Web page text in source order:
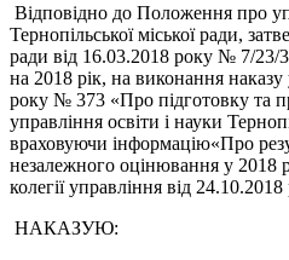
Відповідно до Положення про
Тернопільської міської ради,
ради від 16.03.2018 року № 7/23/
на 2018 рік, на виконання
року № 373 «Про підготовку та
управління освіти і науки
враховуючи інформацію«Про
незалежного оцінювання у 2018
колегії управління від
НАКАЗУЮ: